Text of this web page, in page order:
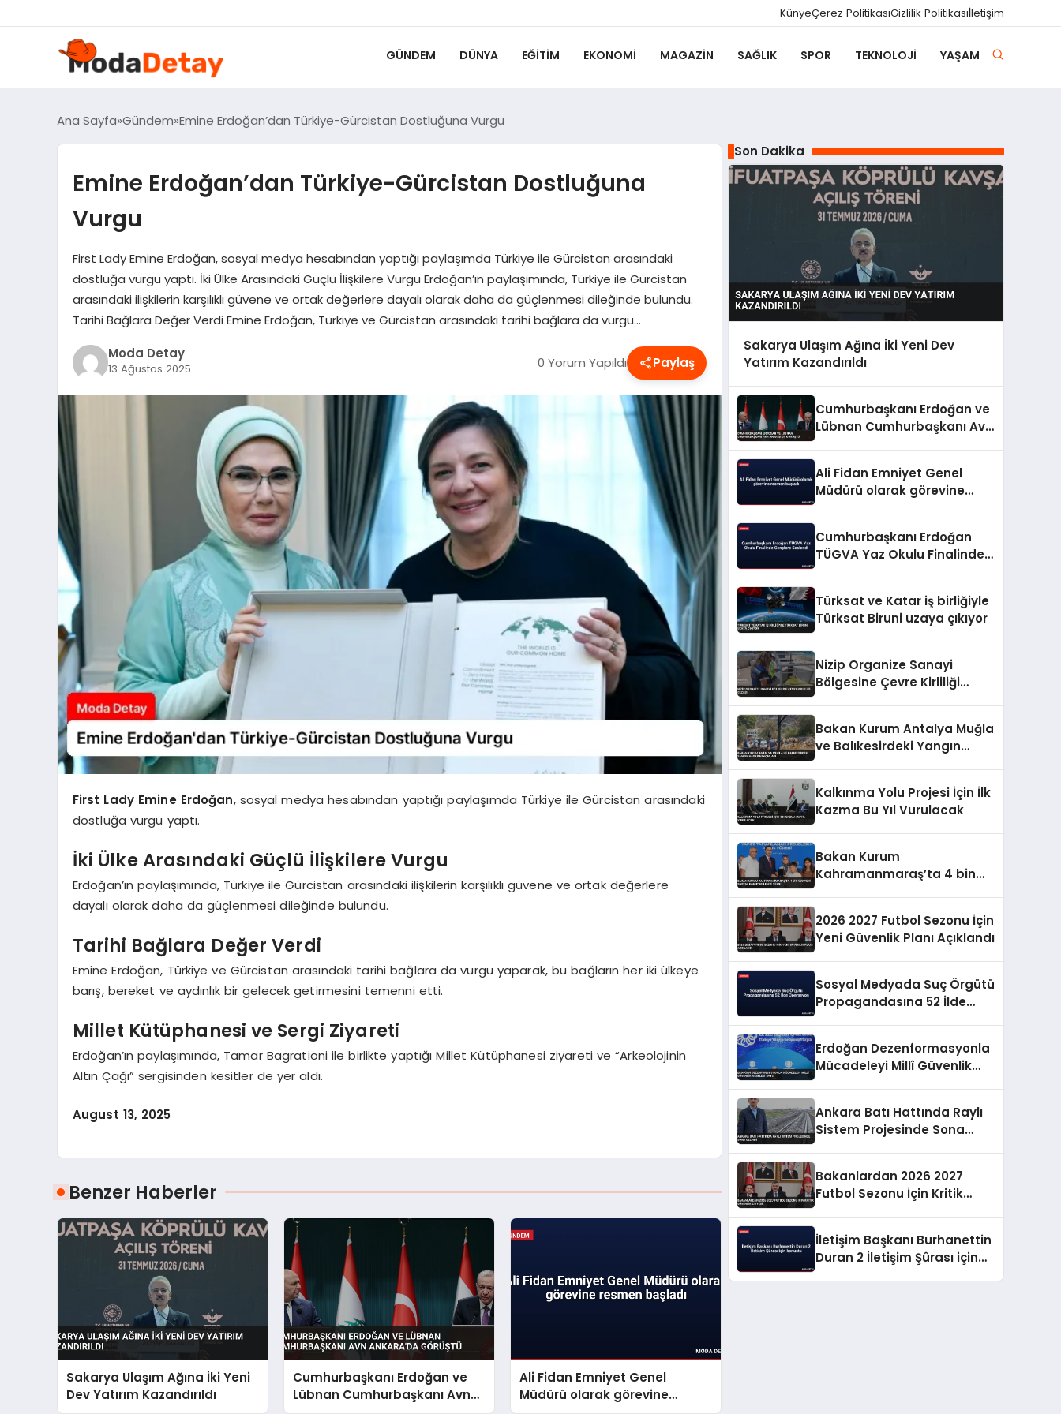
KünyeÇerez PolitikasıGizlilik Politikasıİletişim
GÜNDEM DÜNYA EĞITIM EKONOMI MAGAZIN SAĞLIK SPOR TEKNOLOJI YAŞAM
Ana Sayfa Gündem Emine Erdoğan’dan Türkiye-Gürcistan Dostluğuna Vurgu
Emine Erdoğan’dan Türkiye-Gürcistan Dostluğuna
Vurgu
First Lady Emine Erdoğan, sosyal medya hesabından yaptığı paylaşımda Türkiye ile Gürcistan arasındaki
dostluğa vurgu yaptı. İki Ülke Arasındaki Güçlü İlişkilere Vurgu Erdoğan’ın paylaşımında, Türkiye ile Gürcistan
arasındaki ilişkilerin karşılıklı güvene ve ortak değerlere dayalı olarak daha da güçlenmesi dileğinde bulundu.
Tarihi Bağlara Değer Verdi Emine Erdoğan, Türkiye ve Gürcistan arasındaki tarihi bağlara da vurgu…
Moda Detay
13 Ağustos 2025 0 Yorum Yapıldı Paylaş
First Lady Emine Erdoğan, sosyal medya hesabından yaptığı paylaşımda Türkiye ile Gürcistan arasındaki
dostluğa vurgu yaptı.
İki Ülke Arasındaki Güçlü İlişkilere Vurgu
Erdoğan’ın paylaşımında, Türkiye ile Gürcistan arasındaki ilişkilerin karşılıklı güvene ve ortak değerlere
dayalı olarak daha da güçlenmesi dileğinde bulundu.
Tarihi Bağlara Değer Verdi
Emine Erdoğan, Türkiye ve Gürcistan arasındaki tarihi bağlara da vurgu yaparak, bu bağların her iki ülkeye
barış, bereket ve aydınlık bir gelecek getirmesini temenni etti.
Millet Kütüphanesi ve Sergi Ziyareti
Erdoğan’ın paylaşımında, Tamar Bagrationi ile birlikte yaptığı Millet Kütüphanesi ziyareti ve “Arkeolojinin
Altın Çağı” sergisinden kesitler de yer aldı.
August 13, 2025
Benzer Haberler
Sakarya Ulaşım Ağına İki Yeni
Dev Yatırım Kazandırıldı
Cumhurbaşkanı Erdoğan ve
Lübnan Cumhurbaşkanı Avn
Ali Fidan Emniyet Genel
Müdürü olarak görevine
Son Dakika
Sakarya Ulaşım Ağına İki Yeni Dev
Yatırım Kazandırıldı
Cumhurbaşkanı Erdoğan ve
Lübnan Cumhurbaşkanı Avn
Ali Fidan Emniyet Genel
Müdürü olarak görevine
Cumhurbaşkanı Erdoğan
TÜGVA Yaz Okulu Finalinde
Türksat ve Katar iş birliğiyle
Türksat Biruni uzaya çıkıyor
Nizip Organize Sanayi
Bölgesine Çevre Kirliliği
Bakan Kurum Antalya Muğla
ve Balıkesirdeki Yangın
Kalkınma Yolu Projesi İçin İlk
Kazma Bu Yıl Vurulacak
Bakan Kurum
Kahramanmaraş’ta 4 bin
2026 2027 Futbol Sezonu İçin
Yeni Güvenlik Planı Açıklandı
Sosyal Medyada Suç Örgütü
Propagandasına 52 İlde
Erdoğan Dezenformasyonla
Mücadeleyi Millî Güvenlik
Ankara Batı Hattında Raylı
Sistem Projesinde Sona
Bakanlardan 2026 2027
Futbol Sezonu İçin Kritik
İletişim Başkanı Burhanettin
Duran 2 İletişim Şûrası için